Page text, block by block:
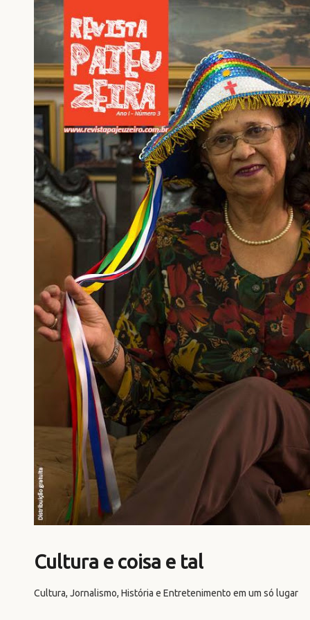
Cultura e coisa e tal
Cultura, Jornalismo, História e Entretenimento em um só lugar